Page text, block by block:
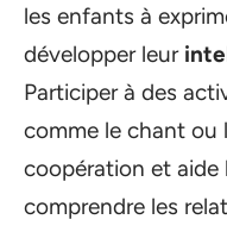
les enfants à
développer leur
Participer à des
comme le chant ou
coopération et aide
comprendre les